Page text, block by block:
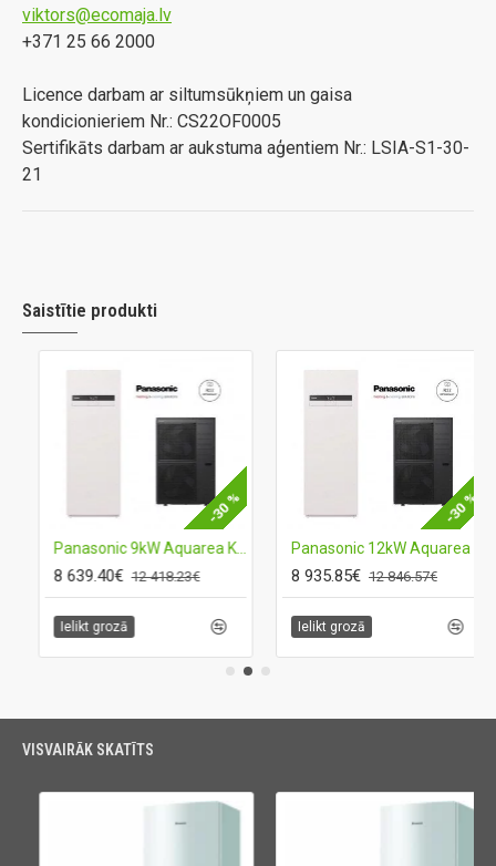
viktors@ecomaja.lv
+371 25 66 2000
Licence darbam ar siltumsūkņiem un gaisa
kondicionieriem Nr.: CS22OF0005
Sertifikāts darbam ar aukstuma aģentiem Nr.: LSIA-S1-30-
21
Saistītie produkti
-30 %
Panasonic 9kW Aquarea K paaudzes All in One (R32) (T-CAP)
8 639.40€ 12 418.23€
Ielikt grozā
-30 %
Panasonic 12kW Aquarea K paaudzes All in One (R32) (T-CAP)
8 935.85€ 12 846.57€
Ielikt grozā
VISVAIRĀK SKATĪTS